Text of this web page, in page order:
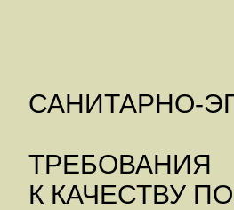
САНИТАРНО-
ТРЕБОВАНИЯ
К КАЧЕСТВУ